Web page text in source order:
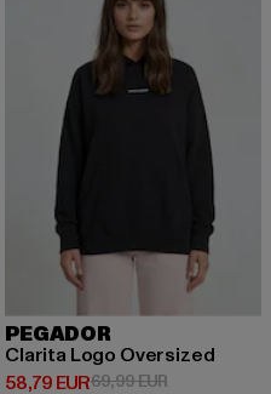
79,99 EUR
PEGADOR
Clarita Logo Oversized
58,79 EUR
Ajankohtainen hinta: 58,79 EUR
69,99 EUR